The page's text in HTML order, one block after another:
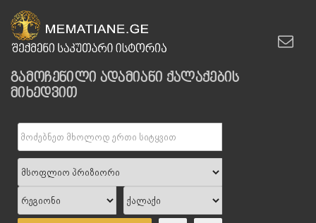
გამოჩენილი ადამიანი ქალაქების
მიხედვით